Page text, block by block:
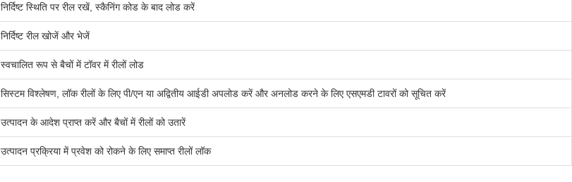
निर्दिष्ट स्थिति पर रील रखें, स्कैनिंग कोड के बाद लोड करें
निर्दिष्ट रील खोजें और भेजें
स्वचालित रूप से बैचों में टॉवर में रीलों लोड
सिस्टम विश्लेषण, लॉक रीलों के लिए पी/एन या अद्वितीय आईडी अपलोड करें और अनलोड करने के लिए एसएमडी टावरों को सूचित करें
उत्पादन के आदेश प्राप्त करें और बैचों में रीलों को उतारें
उत्पादन प्रक्रिया में प्रवेश को रोकने के लिए समाप्त रीलों लॉक